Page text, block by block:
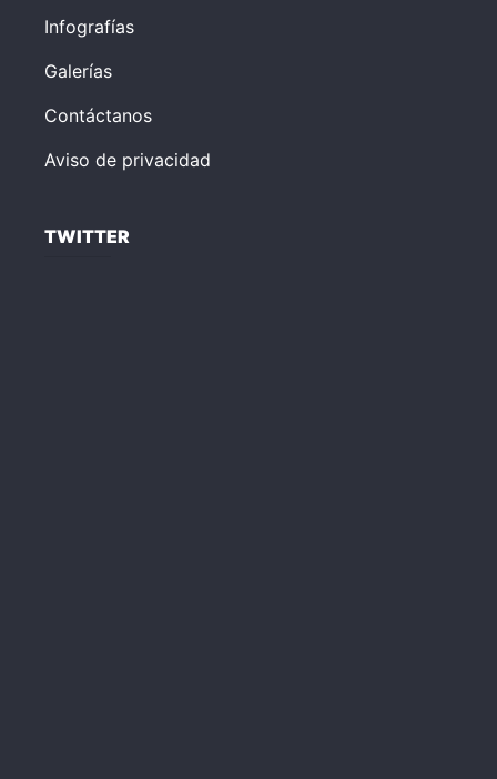
Infografías
Galerías
Contáctanos
Aviso de privacidad
TWITTER